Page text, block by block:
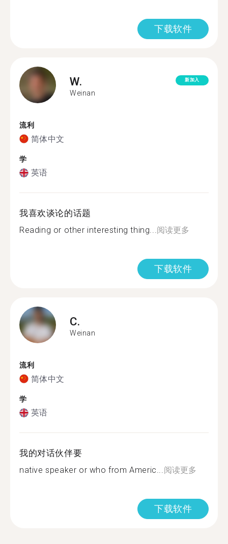
下载软件
W.
Weinan
新加入
流利
简体中文
学
英语
我喜欢谈论的话题
Reading or other interesting thing...阅读更多
下载软件
C.
Weinan
流利
简体中文
学
英语
我的对话伙伴要
native speaker or who from Americ...阅读更多
下载软件